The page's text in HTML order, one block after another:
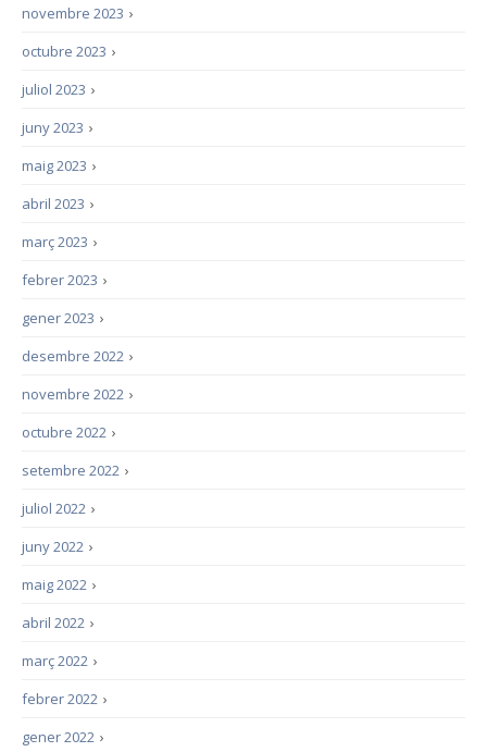
›
novembre 2023
›
octubre 2023
›
juliol 2023
›
juny 2023
›
maig 2023
›
abril 2023
›
març 2023
›
febrer 2023
›
gener 2023
›
desembre 2022
›
novembre 2022
›
octubre 2022
›
setembre 2022
›
juliol 2022
›
juny 2022
›
maig 2022
›
abril 2022
›
març 2022
›
febrer 2022
›
gener 2022